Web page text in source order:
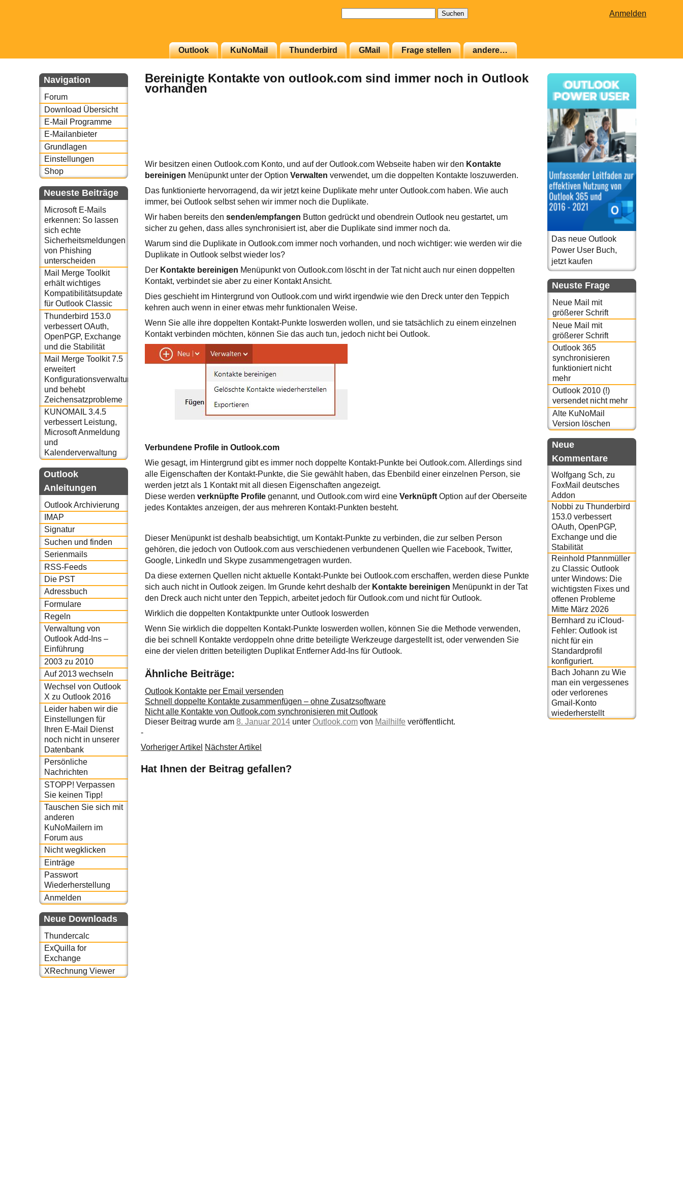
Anmelden
Outlook KuNoMail Thunderbird GMail Frage stellen andere…
Navigation
Forum
Download Übersicht
E-Mail Programme
E-Mailanbieter
Grundlagen
Einstellungen
Shop
Neueste Beiträge
Microsoft E-Mails
erkennen: So lassen
sich echte
Sicherheitsmeldungen
von Phishing
unterscheiden
Mail Merge Toolkit
erhält wichtiges
Kompatibilitätsupdate
für Outlook Classic
Thunderbird 153.0
verbessert OAuth,
OpenPGP, Exchange
und die Stabilität
Mail Merge Toolkit 7.5
erweitert
Konfigurationsverwaltung
und behebt
Zeichensatzprobleme
KUNOMAIL 3.4.5
verbessert Leistung,
Microsoft Anmeldung
und
Kalenderverwaltung
Outlook
Anleitungen
Outlook Archivierung
IMAP
Signatur
Suchen und finden
Serienmails
RSS-Feeds
Die PST
Adressbuch
Formulare
Regeln
Verwaltung von
Outlook Add-Ins –
Einführung
2003 zu 2010
Auf 2013 wechseln
Wechsel von Outlook
X zu Outlook 2016
Leider haben wir die
Einstellungen für
Ihren E-Mail Dienst
noch nicht in unserer
Datenbank
Persönliche
Nachrichten
STOPP! Verpassen
Sie keinen Tipp!
Tauschen Sie sich mit
anderen
KuNoMailern im
Forum aus
Nicht wegklicken
Einträge
Passwort
Wiederherstellung
Anmelden
Neue Downloads
Thundercalc
ExQuilla for
Exchange
XRechnung Viewer
Bereinigte Kontakte von outlook.com sind immer noch in Outlook
vorhanden
Wir besitzen einen Outlook.com Konto, und auf der Outlook.com Webseite haben wir den Kontakte
bereinigen Menüpunkt unter der OptionVerwalten verwendet, um die doppelten Kontakte loszuwerden.
Das funktionierte hervorragend, da wir jetzt keine Duplikate mehr unter Outlook.com haben. Wie auch
immer, bei Outlook selbst sehen wir immer noch die Duplikate.
Wir haben bereits densenden/empfangen Button gedrückt und obendrein Outlook neu gestartet, um
sicher zu gehen, dass alles synchronisiert ist, aber die Duplikate sind immer noch da.
Warum sind die Duplikate in Outlook.com immer noch vorhanden, und noch wichtiger: wie werden wir die
Duplikate in Outlook selbst wieder los?
Der Kontakte bereinigen Menüpunkt von Outlook.com löscht in der Tat nicht auch nur einen doppelten
Kontakt, verbindet sie aber zu einer Kontakt Ansicht.
Dies geschieht im Hintergrund von Outlook.com und wirkt irgendwie wie den Dreck unter den Teppich
kehren auch wenn in einer etwas mehr funktionalen Weise.
Wenn Sie alle ihre doppelten Kontakt-Punkte loswerden wollen, und sie tatsächlich zu einem einzelnen
Kontakt verbinden möchten, können Sie das auch tun, jedoch nicht bei Outlook.
Verbundene Profile in Outlook.com
Wie gesagt, im Hintergrund gibt es immer noch doppelte Kontakt-Punkte bei Outlook.com. Allerdings sind
alle Eigenschaften der Kontakt-Punkte, die Sie gewählt haben, das Ebenbild einer einzelnen Person, sie
werden jetzt als 1 Kontakt mit all diesen Eigenschaften angezeigt.
Diese werdenverknüpfte Profile genannt, und Outlook.com wird eineVerknüpft Option auf der Oberseite
jedes Kontaktes anzeigen, der aus mehreren Kontakt-Punkten besteht.
Dieser Menüpunkt ist deshalb beabsichtigt, um Kontakt-Punkte zu verbinden, die zur selben Person
gehören, die jedoch von Outlook.com aus verschiedenen verbundenen Quellen wie Facebook, Twitter,
Google, Linkedln und Skype zusammengetragen wurden.
Da diese externen Quellen nicht aktuelle Kontakt-Punkte bei Outlook.com erschaffen, werden diese Punkte
sich auch nicht in Outlook zeigen. Im Grunde kehrt deshalb der Kontakte bereinigen Menüpunkt in der Tat
den Dreck auch nicht unter den Teppich, arbeitet jedoch für Outlook.com und nicht für Outlook.
Wirklich die doppelten Kontaktpunkte unter Outlook loswerden
Wenn Sie wirklich die doppelten Kontakt-Punkte loswerden wollen, können Sie die Methode verwenden,
die bei schnell Kontakte verdoppeln ohne dritte beteiligte Werkzeuge dargestellt ist, oder verwenden Sie
eine der vielen dritten beteiligten Duplikat Entferner Add-Ins für Outlook.
Ähnliche Beiträge:
Outlook Kontakte per Email versenden
Schnell doppelte Kontakte zusammenfügen – ohne Zusatzsoftware
Nicht alle Kontakte von Outlook.com synchronisieren mit Outlook
Dieser Beitrag wurde am8. Januar 2014 unterOutlook.com von Mailhilfe veröffentlicht.
-
Vorheriger Artikel Nächster Artikel
Hat Ihnen der Beitrag gefallen?
Das neue Outlook
Power User Buch,
jetzt kaufen
Neuste Frage
Neue Mail mit
größerer Schrift
Neue Mail mit
größerer Schrift
Outlook 365
synchronisieren
funktioniert nicht
mehr
Outlook 2010 (!)
versendet nicht mehr
Alte KuNoMail
Version löschen
Neue
Kommentare
Wolfgang Sch, zu
FoxMail deutsches
Addon
Nobbi zu Thunderbird
153.0 verbessert
OAuth, OpenPGP,
Exchange und die
Stabilität
Reinhold Pfannmüller
zu Classic Outlook
unter Windows: Die
wichtigsten Fixes und
offenen Probleme
Mitte März 2026
Bernhard zu iCloud-
Fehler: Outlook ist
nicht für ein
Standardprofil
konfiguriert.
Bach Johann zu Wie
man ein vergessenes
oder verlorenes
Gmail-Konto
wiederherstellt
oder auch